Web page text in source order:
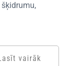
vairāk